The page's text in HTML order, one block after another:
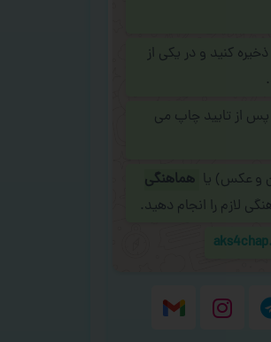
ذخیره کنید و در یکی از
از تایید چاپ می
و عکس) یا هماهنگی
لازم را انجام دهید.